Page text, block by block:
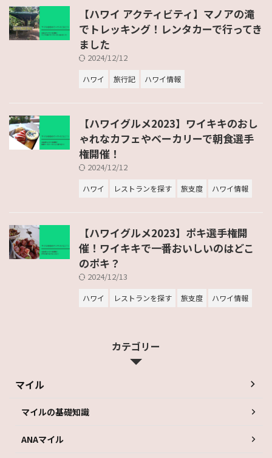
【ハワイ アクティビティ】マノアの滝
でトレッキング！レンタカーで行ってき
ました
2024/12/12
ハワイ 旅行記 ハワイ情報
【ハワイグルメ2023】ワイキキのおし
ゃれなカフェやベーカリーで朝食選手
権開催！
2024/12/12
ハワイ レストランを探す 旅支度 ハワイ情報
【ハワイグルメ2023】ポキ選手権開
催！ワイキキで一番おいしいのはどこ
のポキ？
2024/12/13
ハワイ レストランを探す 旅支度 ハワイ情報
カテゴリー
マイル
マイルの基礎知識
ANAマイル